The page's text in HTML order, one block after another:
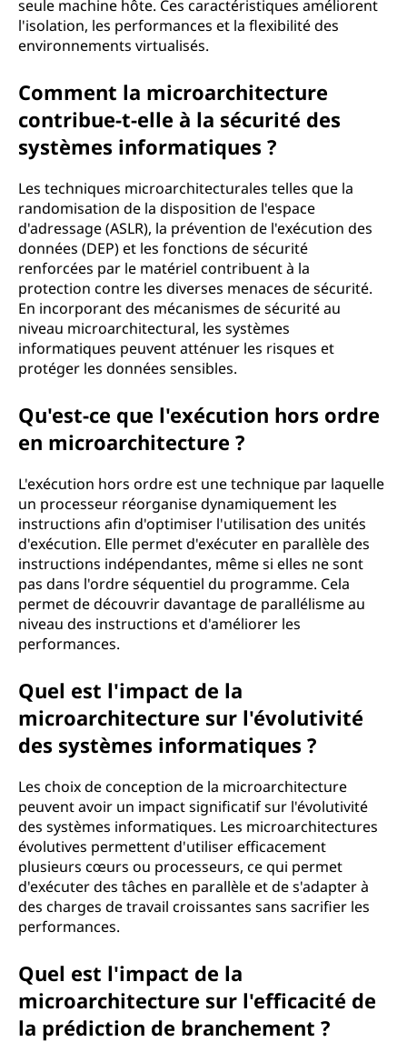
seule machine hôte. Ces caractéristiques améliorent
l'isolation, les performances et la flexibilité des
environnements virtualisés.
Comment la microarchitecture
contribue-t-elle à la sécurité des
systèmes informatiques ?
Les techniques microarchitecturales telles que la
randomisation de la disposition de l'espace
d'adressage (ASLR), la prévention de l'exécution des
données (DEP) et les fonctions de sécurité
renforcées par le matériel contribuent à la
protection contre les diverses menaces de sécurité.
En incorporant des mécanismes de sécurité au
niveau microarchitectural, les systèmes
informatiques peuvent atténuer les risques et
protéger les données sensibles.
Qu'est-ce que l'exécution hors ordre
en microarchitecture ?
L'exécution hors ordre est une technique par laquelle
un processeur réorganise dynamiquement les
instructions afin d'optimiser l'utilisation des unités
d'exécution. Elle permet d'exécuter en parallèle des
instructions indépendantes, même si elles ne sont
pas dans l'ordre séquentiel du programme. Cela
permet de découvrir davantage de parallélisme au
niveau des instructions et d'améliorer les
performances.
Quel est l'impact de la
microarchitecture sur l'évolutivité
des systèmes informatiques ?
Les choix de conception de la microarchitecture
peuvent avoir un impact significatif sur l'évolutivité
des systèmes informatiques. Les microarchitectures
évolutives permettent d'utiliser efficacement
plusieurs cœurs ou processeurs, ce qui permet
d'exécuter des tâches en parallèle et de s'adapter à
des charges de travail croissantes sans sacrifier les
performances.
Quel est l'impact de la
microarchitecture sur l'efficacité de
la prédiction de branchement ?